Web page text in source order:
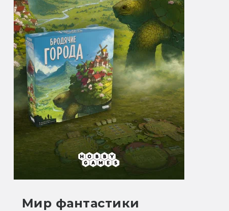
Мир фантастики